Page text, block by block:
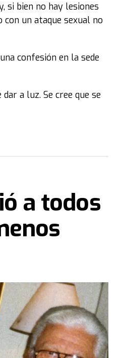
si bien no hay lesiones
un ataque sexual no
confesión en la sede
a luz. Se cree que se
a todos